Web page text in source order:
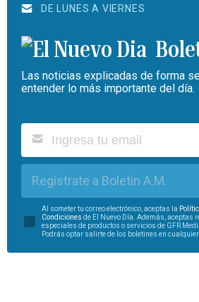
DE LUNES A VIERNES
Las noticias explicadas de forma
entender lo más importante del día.
Regístrate a Boletín A.M.
Al someter tu correo electrónico, aceptas la
Condiciones de El Nuevo Día. Además, aceptas
especiales de productos o servicios de GFR
Podrás optar salirte de los boletines en cualquier